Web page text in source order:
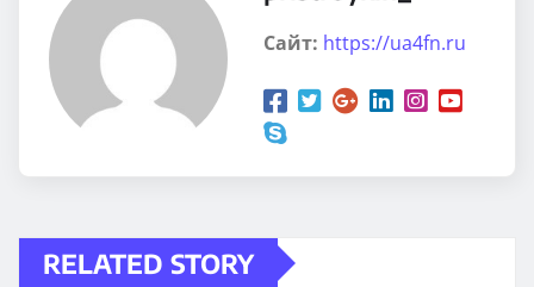
Сайт: https://ua4fn.ru
RELATED STORY